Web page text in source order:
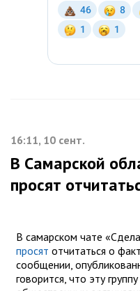
16:11, 10 сент.
В Самарской
просят
В самарском чате
просят отчитаться о
сообщении,
говорится, что эту